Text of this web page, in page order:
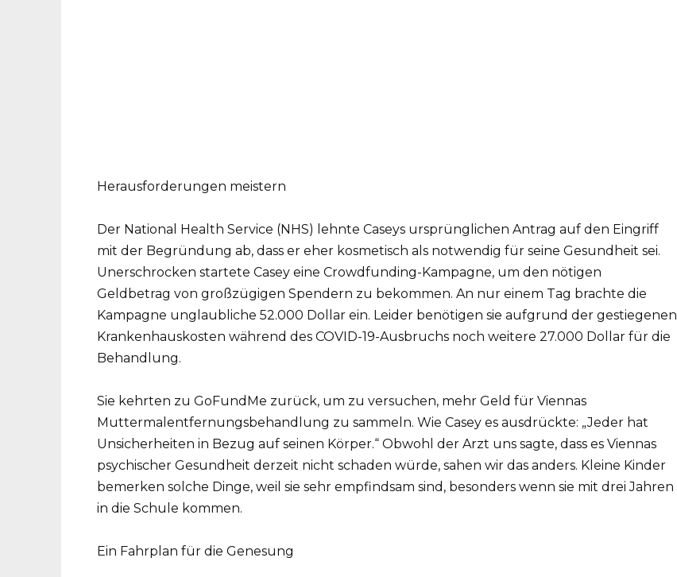
Herausforderungen meistern
Der National Health Service (NHS) lehnte Caseys ursprünglichen Antrag auf den Eingriff
mit der Begründung ab, dass er eher kosmetisch als notwendig für seine Gesundheit sei.
Unerschrocken startete Casey eine Crowdfunding-Kampagne, um den nötigen
Geldbetrag von großzügigen Spendern zu bekommen. An nur einem Tag brachte die
Kampagne unglaubliche 52.000 Dollar ein. Leider benötigen sie aufgrund der gestiegenen
Krankenhauskosten während des COVID-19-Ausbruchs noch weitere 27.000 Dollar für die
Behandlung.
Sie kehrten zu GoFundMe zurück, um zu versuchen, mehr Geld für Viennas
Muttermalentfernungsbehandlung zu sammeln. Wie Casey es ausdrückte: „Jeder hat
Unsicherheiten in Bezug auf seinen Körper.“ Obwohl der Arzt uns sagte, dass es Viennas
psychischer Gesundheit derzeit nicht schaden würde, sahen wir das anders. Kleine Kinder
bemerken solche Dinge, weil sie sehr empfindsam sind, besonders wenn sie mit drei Jahren
in die Schule kommen.
Ein Fahrplan für die Genesung